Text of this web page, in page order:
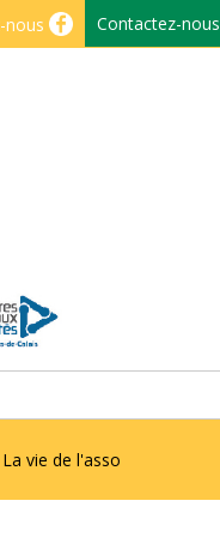
nous Contactez-nous
La vie de l'asso